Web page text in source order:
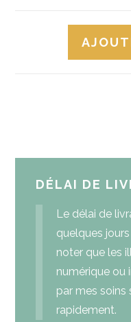
DÉLAI DE
Le délai de
quelques
noter que les
numérique ou
par mes soins
rapidement.